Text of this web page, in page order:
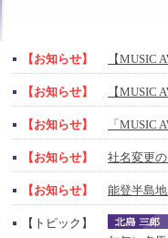
【お知らせ】 【MUSIC
【お知らせ】 【MUSIC
【お知らせ】 「MUSIC
【お知らせ】 社名変更
【お知らせ】 能登半島
【トピック】